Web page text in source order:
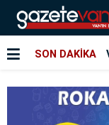
SON DAKİKA